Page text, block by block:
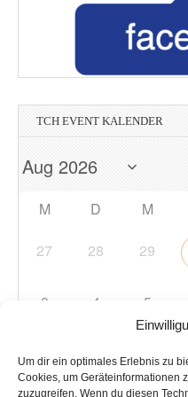
Um dir ein optimales Erlebnis zu
Cookies, um Geräteinformationen
zuzugreifen. Wenn du diesen
TCH EVENT KALENDER
M D M
27 28 29
3 4 5
10 11 12